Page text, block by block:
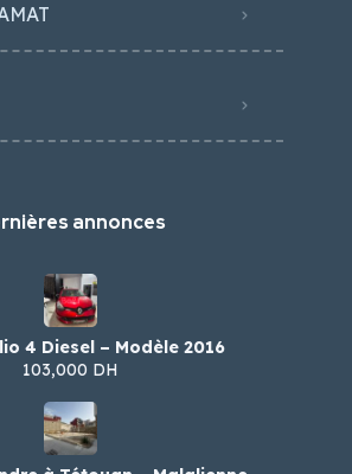
annonces
4 Diesel – Modèle 2016
103,000 DH